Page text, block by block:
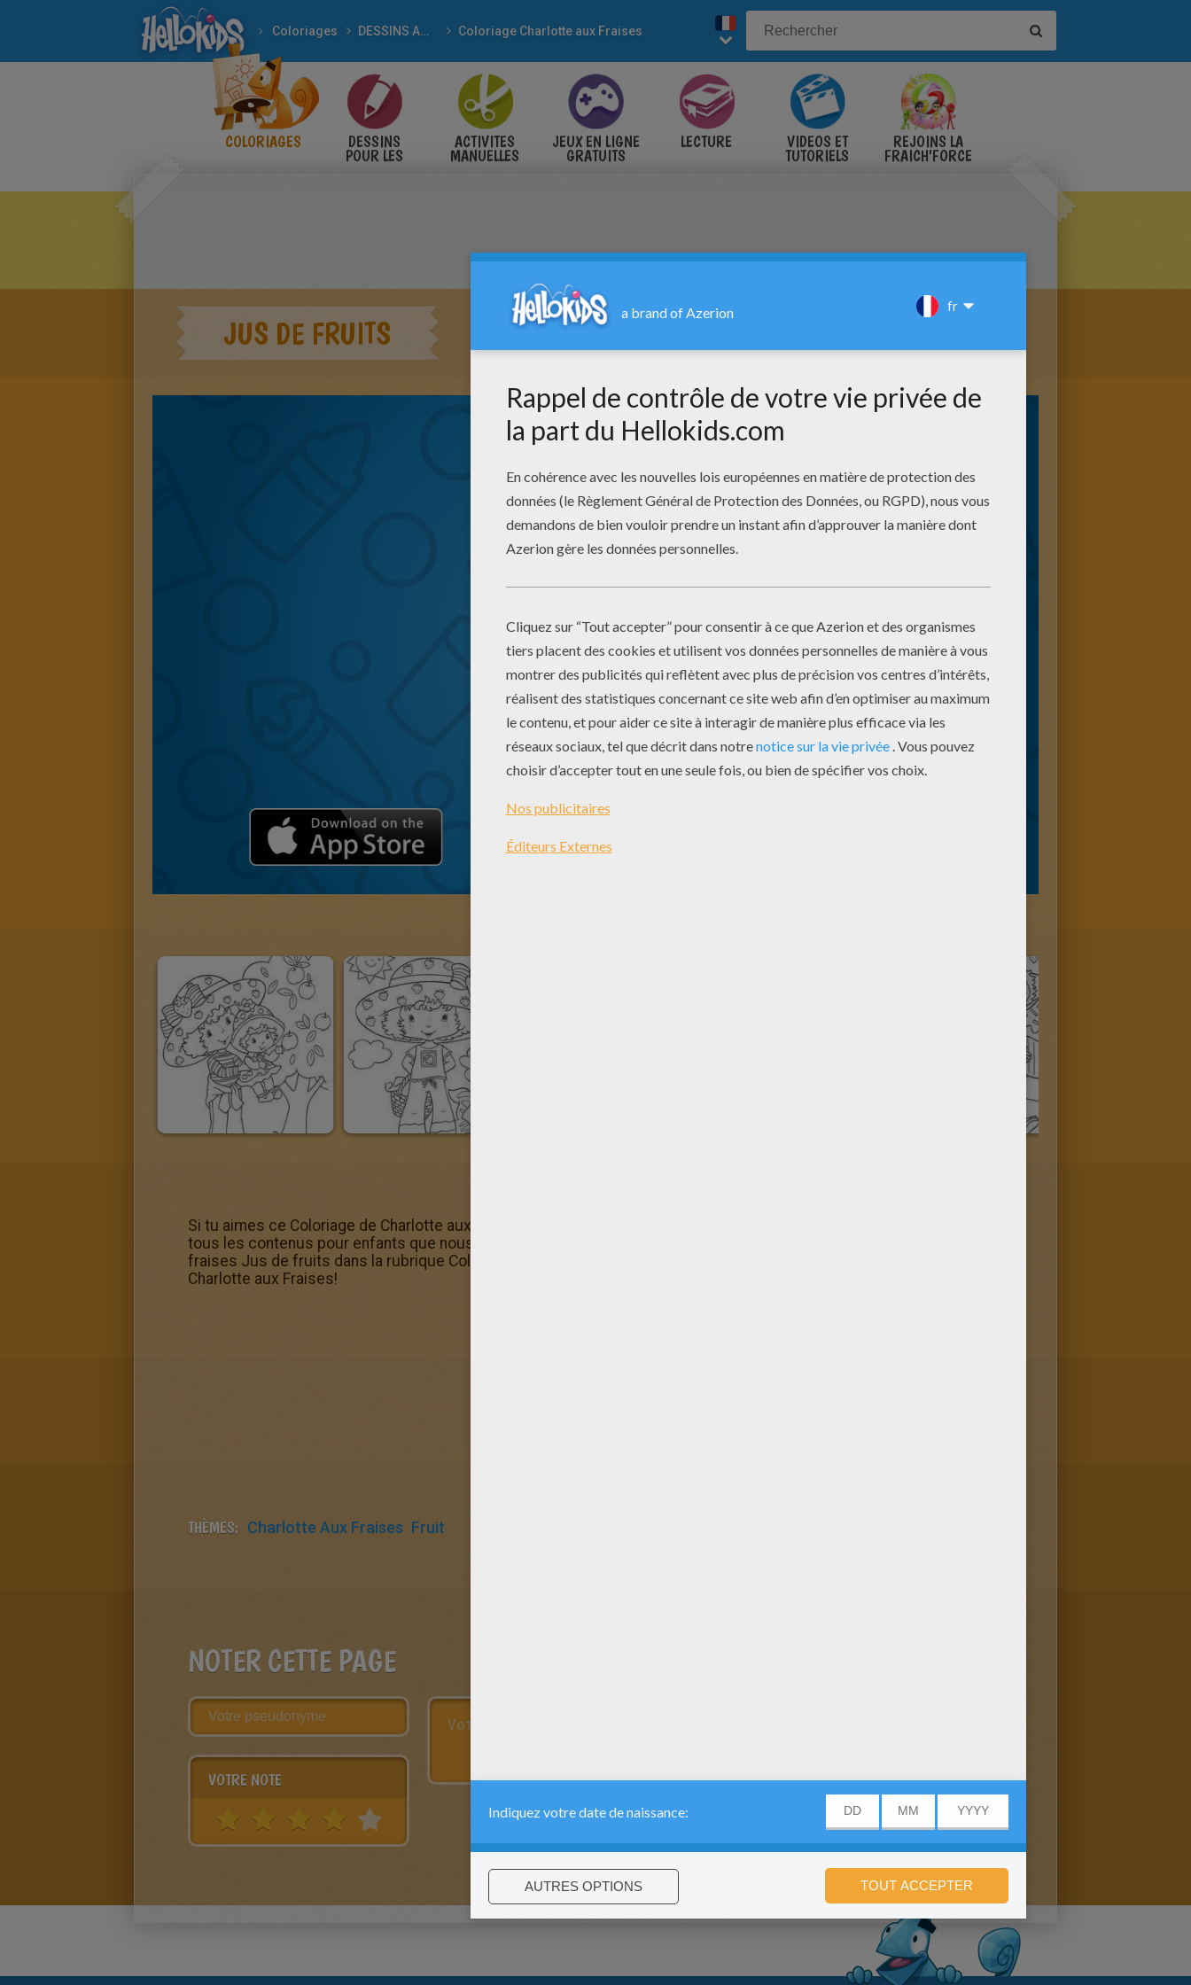
Coloriages DESSINS ANIMÉS Coloriage Charlotte aux Fraises
COLORIAGES DESSINS
POUR LES
ACTIVITES
MANUELLES
JEUX EN LIGNE
GRATUITS
LECTURE VIDÉOS ET
TUTORIELS
REJOINS LA
FRAICH'FORCE
JUS DE FRUITS
Si tu aimes ce Coloriage de Charlotte aux fraises Jus de fruits, propose à tes amis de découvrir Hellokids ainsi que
tous les contenus pour enfants que nous te proposons. En ce moment il y a de superbes Coloriage de Charlotte aux
fraises Jus de fruits dans la rubrique Coloriage de Charlotte aux fraises. Va-vite voir dans la catégorie Coloriage
Charlotte aux Fraises!
THÈMES: Charlotte Aux Fraises Fruit
NOTER CETTE PAGE
VOTRE NOTE